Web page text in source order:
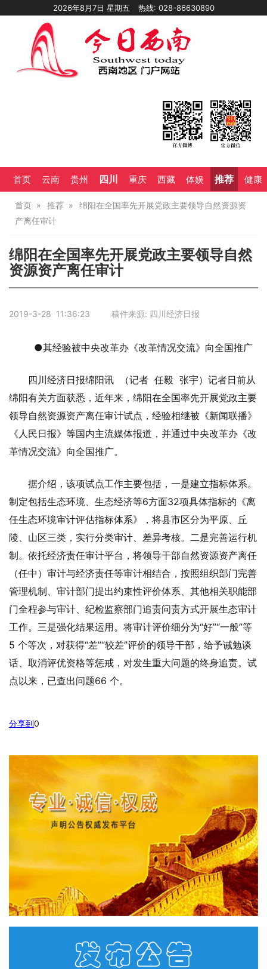
2026年8月7日 星期五 热线: 028-86630890
首页 云南 贵州 四川 重庆 西藏 体娱 推荐 健康
首页 推荐
绵阳在全国率先开展党政主要领导自然资源资
产离任审计
绵阳在全国率先开展党政主要领导自然
资源资产离任审计
2019-3-28 11:36:23 稿件来源: 四川经济日报
●其经验被中央改革办《改革情况交流》向全国推广
四川经济日报绵阳讯 （记者 任毅 张宇）记者日前从
绵阳有关方面获悉，近年来，绵阳在全国率先开展党政主要
领导自然资源资产离任审计试点，经验相继被《新闻联播》
《人民日报》等国内主流媒体报道，并通过中央改革办《改
革情况交流》向全国推广。
据介绍，该项试点工作主要包括，一是建立指标体系。
制定包括生态环境、生态经济等6方面32项具体指标的《离
任生态环境审计评估指标体系》，将县市区分为平原、丘
陵、山区三类，实行分类审计、差异考核。二是完善运行机
制。依托经济责任审计平台，将领导干部自然资源资产离任
（任中）审计与经济责任等审计相结合，按照组织部门完善
管理机制、审计部门提出约束性评价体系、其他相关职能部
门全程参与审计、纪检监察部门追责问责方式开展生态审计
工作。三是强化结果运用。将审计评价细分为“好”“一般”等
5 个等次，对获得“差”“较差”评价的领导干部，给予诫勉谈
话、取消评优资格等惩戒，对发生重大问题的终身追责。试
点以来，已查出问题66 个。
分享到0